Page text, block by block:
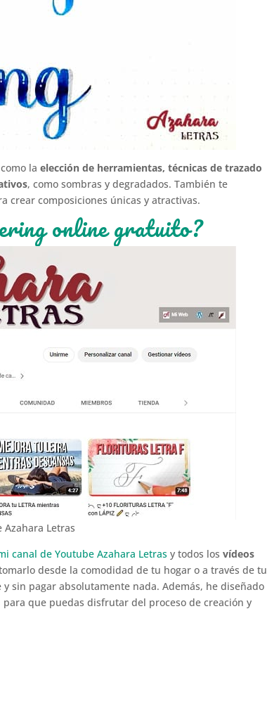
la elección de herramientas, técnicas de trazado
, como sombras y degradados. También te
crear composiciones únicas y atractivas.
online gratuito?
Azahara Letras
canal de Youtube Azahara Letras y todos losvídeos
desde la comodidad de tu hogar o a través de tu
sin pagar absolutamente nada. Además, he diseñado
que puedas disfrutar del proceso de creación y